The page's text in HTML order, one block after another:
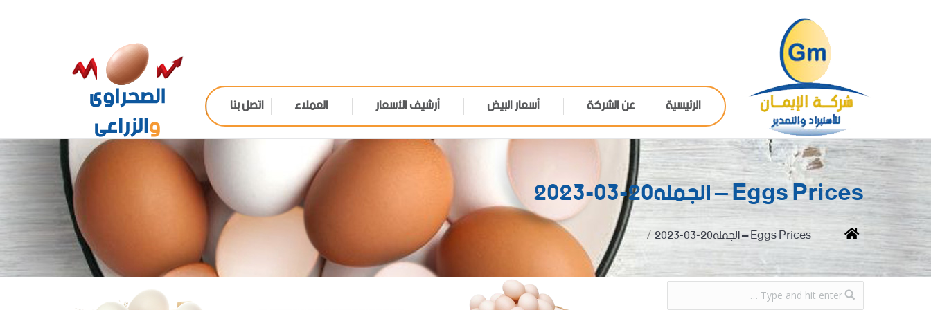
الرئيسية عن الشركة أسعار البيض أرشيف الأسعار العملاء اتصل بنا
Eggs Prices – الجمله20-03-2023
You are here:
Home Eggs Prices – الجمله20-03-2023